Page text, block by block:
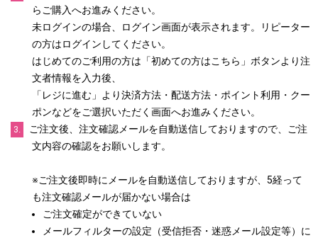
らご購入へお進みください。
未ログインの場合、ログイン画面が表示されます。リピーター
の方はログインしてください。
はじめてのご利用の方は「初めての方はこちら」ボタンより注
文者情報を入力後、
「レジに進む」より決済方法・配送方法・ポイント利用・クー
ポンなどをご選択いただく画面へお進みください。
ご注文後、注文確認メールを自動送信しておりますので、ご注
文内容の確認をお願いします。
※ご注文後即時にメールを自動送信しておりますが、5経って
も注文確認メールが届かない場合は
ご注文確定ができていない
メールフィルターの設定（受信拒否・迷惑メール設定等）に